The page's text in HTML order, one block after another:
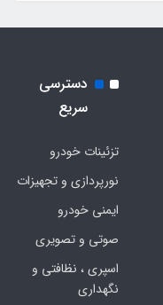
دسترسی
سریع
تزئینات خودرو
نورپردازی و تجهیزات
ایمنی خودرو
صوتی و تصویری
اسپری ، نظافتی و
نگهداری